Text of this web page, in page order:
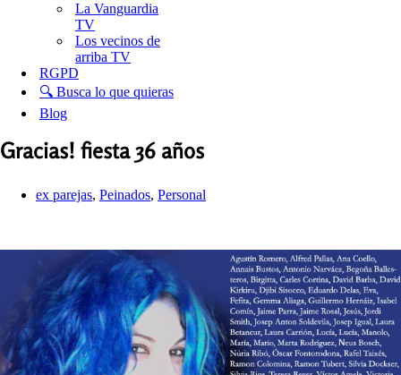
La Vanguardia
TV
Los vecinos de
arriba TV
RGPD
🔍 Busca lo que quieras
Blog
Gracias! fiesta 36 años
ex parejas, Peinados, Personal